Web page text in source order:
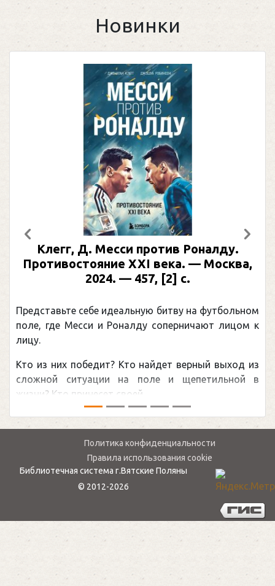
Новинки
Клегг, Д. Месси против Роналду.
Противостояние XXI века. — Москва,
2024. — 457, [2] с.
Представьте себе идеальную битву на футбольном
поле, где Месси и Роналду соперничают лицом к
лицу.
Кто из них победит? Кто найдет верный выход из
сложной ситуации на поле и щепетильной в
жизни? Кто принесет своей ...
Предыдущий
Политика конфиденциальности
Правила использования cookie
Библиотечная система г.Вятские Поляны
© 2012-2026